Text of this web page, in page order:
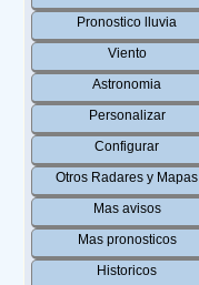
Pronostico lluvia
Viento
Astronomia
Personalizar
Configurar
Otros Radares y Mapas
Mas avisos
Mas pronosticos
Historicos